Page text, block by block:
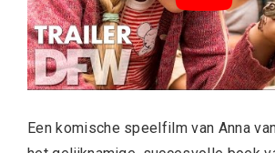
Een komische speelfilm van Anna